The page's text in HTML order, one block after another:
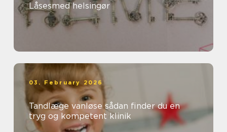
Låsesmed helsingør
03. February 2026
Tandlæge vanløse sådan finder du en
tryg og kompetent klinik